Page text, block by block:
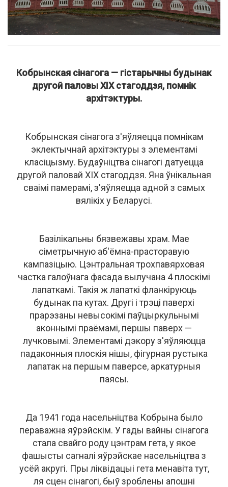
Кобрынская сінагога — гістарычны будынак
другой паловы XIX стагоддзя, помнік
архітэктуры.
Кобрынская сінагога з'яўляецца помнікам
эклектычнай архітэктуры з элементамі
класіцызму. Будаўніцтва сінагогі датуецца
другой паловай ХІХ стагоддзя. Яна ўнікальная
сваімі памерамі, з'яўляецца адной з самых
вялікіх у Беларусі.
Базілікальны бязвежавы храм. Мае
сіметрычную аб'ёмна-прасторавую
кампазіцыю. Цэнтральная трохпавярховая
частка галоўнага фасада вылучана 4 плоскімі
лапаткамі. Такія ж лапаткі фланкіруюць
будынак па кутах. Другі і трэці паверхі
прарэзаны невысокімі паўцыркульнымі
аконнымі праёмамі, першы паверх —
лучковымі. Элементамі дэкору з'яўляюцца
падаконныя плоскія нішы, фігурная рустыка
лапатак на першым паверсе, аркатурныя
паясы.
Да 1941 года насельніцтва Кобрына было
пераважна яўрэйскім. У гады вайны сінагога
стала свайго роду цэнтрам гета, у якое
фашысты сагналі яўрэйскае насельніцтва з
усёй акругі. Пры ліквідацыі гета менавіта тут,
ля сцен сінагогі, быў зроблены апошні